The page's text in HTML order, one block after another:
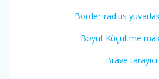
Border-radius
Boyut Küçültme
Brave tarayıcı